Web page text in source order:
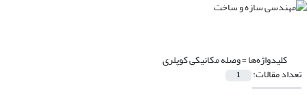
کلیدواژه‌ها =وصله مکانیکی کوپلری
تعداد مقالات: 1